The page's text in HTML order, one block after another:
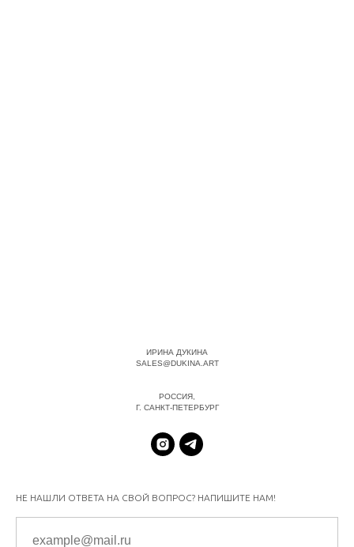
ИРИНА ДУКИНА
SALES@DUKINA.ART
РОССИЯ,
Г. САНКТ-ПЕТЕРБУРГ
НЕ НАШЛИ ОТВЕТА НА СВОЙ ВОПРОС? НАПИШИТЕ НАМ!